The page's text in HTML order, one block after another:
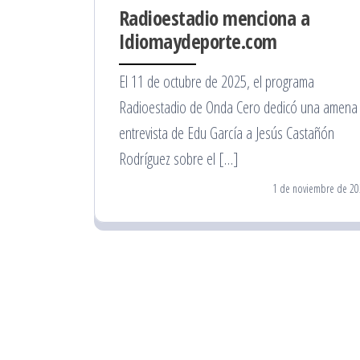
Radioestadio menciona a
Idiomaydeporte.com
El 11 de octubre de 2025, el programa
Radioestadio de Onda Cero dedicó una amena
entrevista de Edu García a Jesús Castañón
Rodríguez sobre el […]
1 de noviembre de